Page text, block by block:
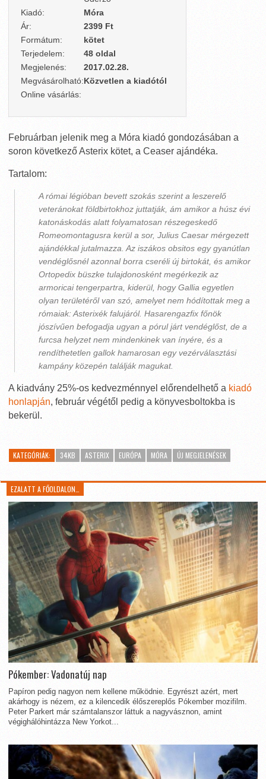
Kiadó:
Móra
Ár:
2399 Ft
Formátum:
kötet
Terjedelem:
48 oldal
Megjelenés:
2017.02.28.
Megvásárolható:Közvetlen a kiadótól
Online vásárlás:
Februárban jelenik meg a Móra kiadó gondozásában a
soron következő Asterix kötet, a Ceaser ajándéka.
Tartalom:
A római légióban bevett szokás szerint a leszerelő
veteránokat földbirtokhoz juttatják, ám amikor a húsz évi
katonáskodás alatt folyamatosan részegeskedő
Romeomontagusra kerül a sor, Julius Caesar mérgezett
ajándékkal jutalmazza. Az iszákos obsitos egy gyanútlan
vendéglősnél azonnal borra cseréli új birtokát, és amikor
Ortopedix büszke tulajdonosként megérkezik az
armoricai tengerpartra, kiderül, hogy Gallia egyetlen
olyan területéről van szó, amelyet nem hódítottak meg a
rómaiak: Asterixék falujáról. Hasarengazfix főnök
jószívűen befogadja ugyan a pórul járt vendéglőst, de a
furcsa helyzet nem mindenkinek van ínyére, és a
rendíthetetlen gallok hamarosan egy vezérválasztási
kampány közepén találják magukat.
A kiadvány 25%-os kedvezménnyel előrendelhető a kiadó
honlapján, február végétől pedig a könyvesboltokba is
bekerül.
KATEGÓRIÁK: 34KB ASTERIX EURÓPA MÓRA ÚJ MEGJELENÉSEK
EZALATT A FŐOLDALON…
Pókember: Vadonatúj nap
Papíron pedig nagyon nem kellene működnie. Egyrészt azért, mert
akárhogy is nézem, ez a kilencedik élőszereplős Pókember mozifilm.
Peter Parkert már számtalanszor láttuk a nagyvásznon, amint
végighálóhintázza New Yorkot...